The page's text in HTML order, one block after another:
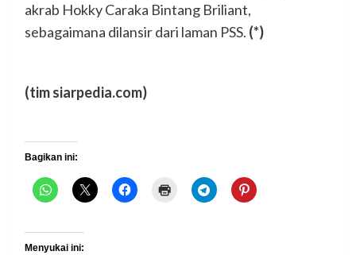
akrab Hokky Caraka Bintang Briliant,
sebagaimana dilansir dari laman PSS. (*)
(tim siarpedia.com)
Bagikan ini:
Menyukai ini: